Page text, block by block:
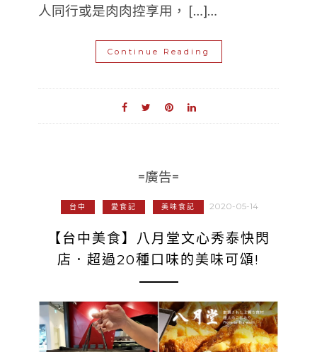
人同行或是肉肉控享用， […]…
Continue Reading
=廣告=
台中 愛食記 美味食記 2020-05-14
【台中美食】八月堂文心秀泰快閃
店．超過20種口味的美味可頌!